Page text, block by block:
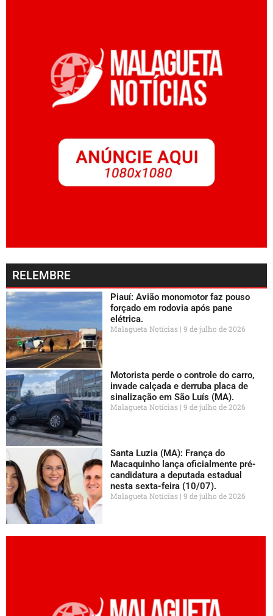
RELEMBRE
Piauí: Avião monomotor faz pouso
forçado em rodovia após pane
elétrica.
Malagueta Notícias 9 de julho de 2026
Motorista perde o controle do carro,
invade calçada e derruba placa de
sinalização em São Luís (MA).
Malagueta Notícias 9 de julho de 2026
Santa Luzia (MA): França do
Macaquinho lança oficialmente pré-
candidatura a deputada estadual
nesta sexta-feira (10/07).
Malagueta Notícias 9 de julho de 2026